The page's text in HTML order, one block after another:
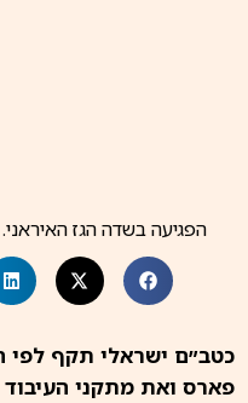
הפגיעה בשדה הגז
כטב״ם ישראלי תקף לפי
פארס ואת מתקני